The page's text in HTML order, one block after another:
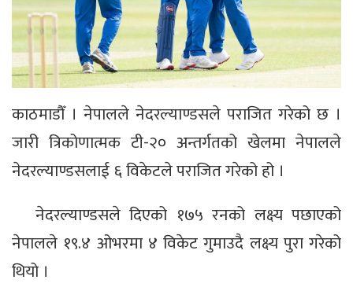
काठमाडौँ । नेपालले नेदरल्याण्डसले पराजित गरेको छ ।
जारी त्रिकोणात्मक टी-२० अन्तर्गतको खेलमा नेपालले
नेदरल्याण्डसलाई ६ विकेटले पराजित गरेको हो ।
नेदरल्याण्डसले दिएको १७५ रनको लक्ष्य पछाएको
नेपालले १९.४ ओभरमा ४ विकेट गुमाउदै लक्ष्य पुरा गरेको
थियो ।